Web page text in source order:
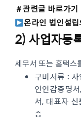
＃관련글 바로가기
온라인 법인설
2) 사업자등
세무서 또는 홈택스
구비서류 :
인인감증명
서, 대표자
증